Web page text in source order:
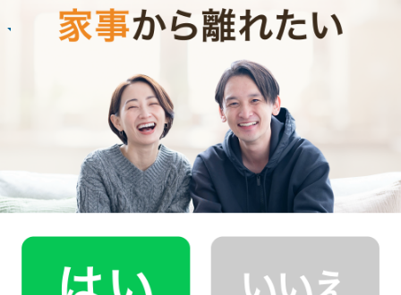
お掃除
E.O.さん
いつもお家がキレイなママ友がCaSyを使って
記事全文を見る
インタビュー一覧を見る
豊中市で働く家事代行キャストの声